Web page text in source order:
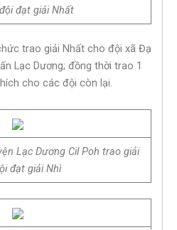
đạt giải Nhất
trao giải Nhất cho đội xã Đạ
Lạc Dương; đồng thời trao 1
cho các đội còn lại.
Lạc Dương Cil Poh trao giải
đạt giải Nhì